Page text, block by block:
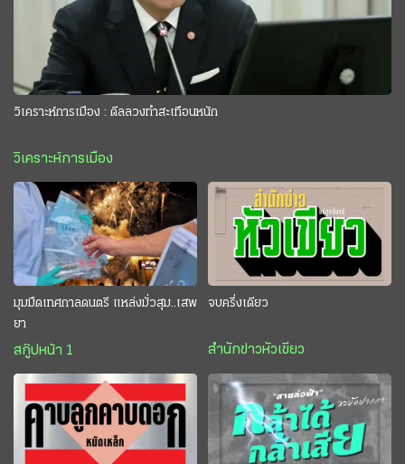
วิเคราะห์การเมือง : ดีลลวงทำสะเทือนหนัก
วิเคราะห์การเมือง
มุมมืดเทศกาลดนตรี แหล่งมั่วสุม..เสพ
ยา
สกู๊ปหน้า 1
จบครึ่งเดียว
สำนักข่าวหัวเขียว